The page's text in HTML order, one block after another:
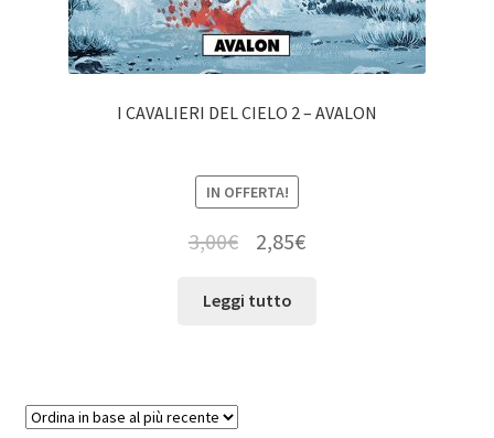
I CAVALIERI DEL CIELO 2 – AVALON
IN OFFERTA!
3,00€ 2,85€
Leggi tutto